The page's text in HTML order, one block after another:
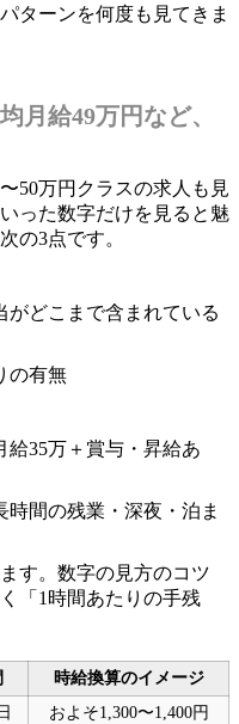
ターンを何度も見てきま
月給49万円など、
50万円クラスの求人も見
った数字だけを見ると魅
の3点です。
がどこまで含まれている
の有無
給35万＋賞与・昇給あ
間の残業・深夜・泊ま
す。数字の見方のコツ
「1時間あたりの手残
時給換算のイメージ
およそ1,300〜1,400円